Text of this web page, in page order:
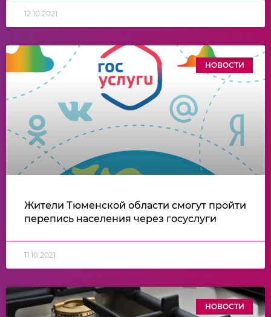
12.10.2021
НОВОСТИ
Жители Тюменской области смогут пройти
перепись населения через госуслуги
11.10.2021
НОВОСТИ